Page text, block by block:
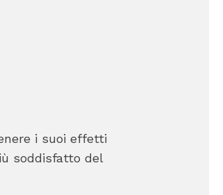
i suoi effetti
soddisfatto del